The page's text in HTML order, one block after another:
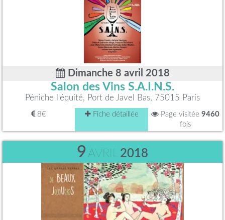
Dimanche 8 avril 2018
Salon des Vins S.A.I.N.S.
Péniche l'équité, Port de Javel Bas, 75015 Paris
8€ Fiche détaillée Page visitée 9460
fois
9AVRIL 2018